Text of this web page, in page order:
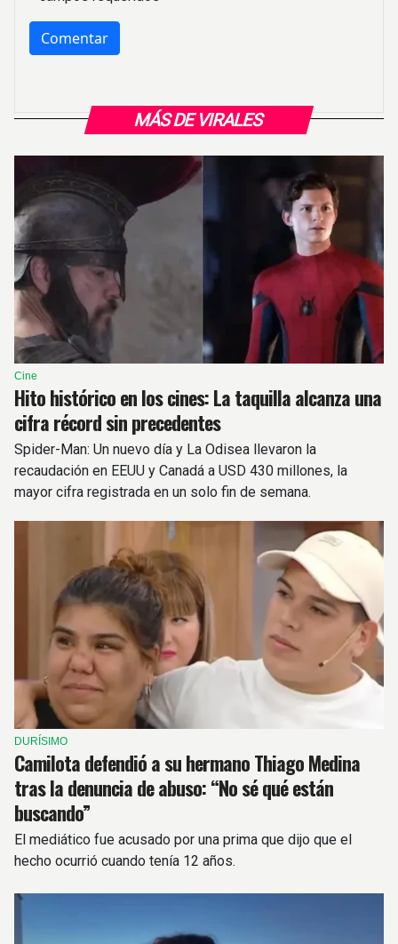
MÁS DE VIRALES
Cine
Hito histórico en los cines: La taquilla alcanza una
cifra récord sin precedentes
Spider-Man: Un nuevo día y La Odisea llevaron la
recaudación en EEUU y Canadá a USD 430 millones, la
mayor cifra registrada en un solo fin de semana.
DURÍSIMO
Camilota defendió a su hermano Thiago Medina
tras la denuncia de abuso: “No sé qué están
buscando”
El mediático fue acusado por una prima que dijo que el
hecho ocurrió cuando tenía 12 años.